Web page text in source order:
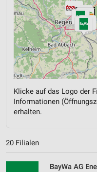
Klicke auf das Logo der
Informationen
erhalten.
20 Filialen
BayWa AG